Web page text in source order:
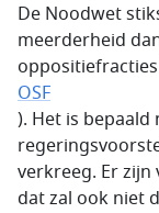
De Noodwet
meerderheid
OSF
). Het is
verkreeg. Er
dat zal ook niet